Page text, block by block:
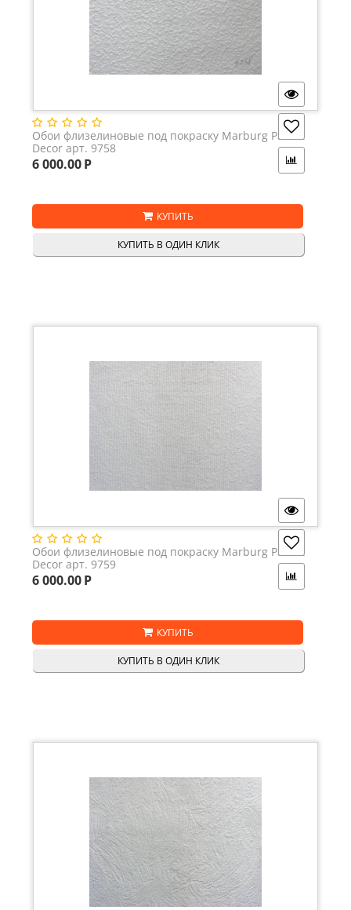
Обои флизелиновые под покраску Marburg Patent
Decor арт. 9758
6 000.00Р
КУПИТЬ
КУПИТЬ В ОДИН КЛИК
Обои флизелиновые под покраску Marburg Patent
Decor арт. 9759
6 000.00Р
КУПИТЬ
КУПИТЬ В ОДИН КЛИК